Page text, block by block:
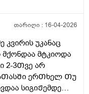
თარიღი : 16-04-2026
უკანაც
მტკიოდა
2-3Თვე არ
ერᲗხელ Თუ
სიგიᲟემდე